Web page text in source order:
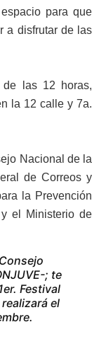
para que
a disfrutar de las
las 12 horas,
la 12 calle y 7a.
Nacional de la
de Correos y
la Prevención
el Ministerio de
; te
Festival
el